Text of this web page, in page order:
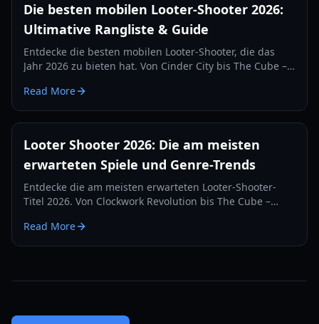
Die besten mobilen Looter-Shooter 2026:
Ultimative Rangliste & Guide
Entdecke die besten mobilen Looter-Shooter, die das
Jahr 2026 zu bieten hat. Von Cinder City bis The Cube –
Ausrüstungs-Guides und Gameplay-Strategien.
Read More
Looter Shooter 2026: Die am meisten
erwarteten Spiele und Genre-Trends
Entdecke die am meisten erwarteten Looter-Shooter-
Titel 2026. Von Clockwork Revolution bis The Cube –
ausrüstungsbasierten Kampfes.
Read More